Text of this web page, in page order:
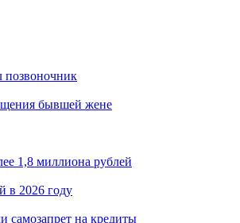
позвоночник
бывшей жене
1,8 миллиона рублей
в 2026 году
самозапрет на кредиты